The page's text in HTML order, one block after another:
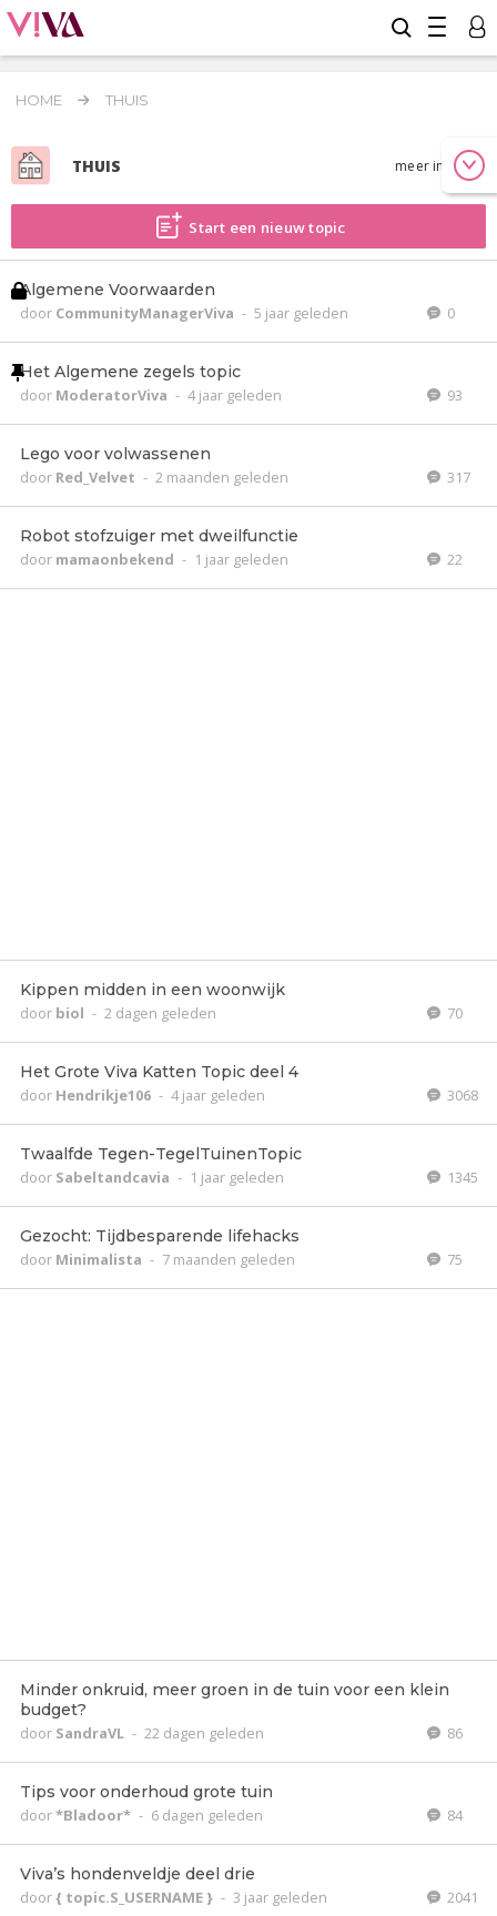
HOME THUIS
THUIS meer info
Start een nieuw topic
Algemene Voorwaarden
door CommunityManagerViva - 5 jaar geleden 0
Het Algemene zegels topic
door ModeratorViva - 4 jaar geleden 93
Lego voor volwassenen
door Red_Velvet - 2 maanden geleden 317
Robot stofzuiger met dweilfunctie
door mamaonbekend - 1 jaar geleden 22
Kippen midden in een woonwijk
door biol - 2 dagen geleden 70
Het Grote Viva Katten Topic deel 4
door Hendrikje106 - 4 jaar geleden 3068
Twaalfde Tegen-TegelTuinenTopic
door Sabeltandcavia - 1 jaar geleden 1345
Gezocht: Tijdbesparende lifehacks
door Minimalista - 7 maanden geleden 75
Minder onkruid, meer groen in de tuin voor een klein
budget?
door SandraVL - 22 dagen geleden 86
Tips voor onderhoud grote tuin
door*Bladoor* - 6 dagen geleden 84
Viva’s hondenveldje deel drie
door{ topic.S_USERNAME } - 3 jaar geleden 2041